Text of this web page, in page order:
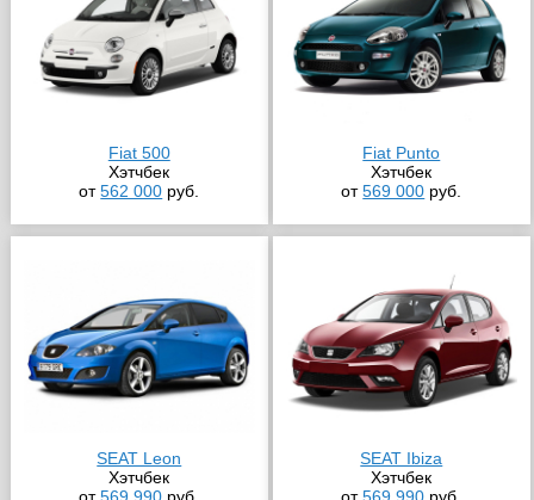
Fiat 500
Хэтчбек
от562 000 руб.
Fiat Punto
Хэтчбек
от569 000 руб.
SEAT Leon
Хэтчбек
SEAT Ibiza
Хэтчбек